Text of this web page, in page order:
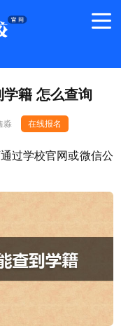
籍 怎么查询
淼 在线报名
过学校官网或微信公